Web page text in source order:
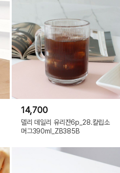
14,700
델리 데일리 유리잔6p_28.칼립소
머그390ml_ZB385B